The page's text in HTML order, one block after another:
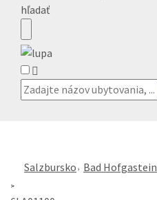
hľadať
Salzbursko Bad Hofgastein